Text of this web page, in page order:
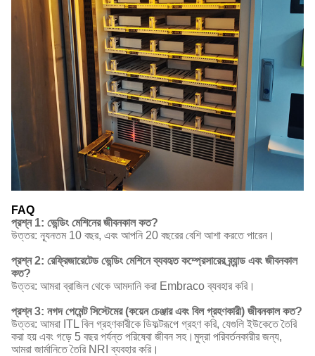
FAQ
প্রশ্ন 1: ভেন্ডিং মেশিনের জীবনকাল কত?
উত্তর: ন্যূনতম 10 বছর, এবং আপনি 20 বছরের বেশি আশা করতে পারেন।
প্রশ্ন 2: রেফ্রিজারেটেড ভেন্ডিং মেশিনে ব্যবহৃত কম্প্রেসারের ব্র্যান্ড এবং জীবনকাল
কত?
উত্তর: আমরা ব্রাজিল থেকে আমদানি করা Embraco ব্যবহার করি।
প্রশ্ন 3: নগদ পেমেন্ট সিস্টেমের (কয়েন চেঞ্জার এবং বিল গ্রহণকারী) জীবনকাল কত?
উত্তর: আমরা ITL বিল গ্রহণকারীকে ডিফল্টরূপে গ্রহণ করি, যেগুলি ইউকেতে তৈরি
করা হয় এবং গড়ে 5 বছর পর্যন্ত পরিষেবা জীবন সহ।মুদ্রা পরিবর্তনকারীর জন্য,
আমরা জার্মানিতে তৈরি NRI ব্যবহার করি।